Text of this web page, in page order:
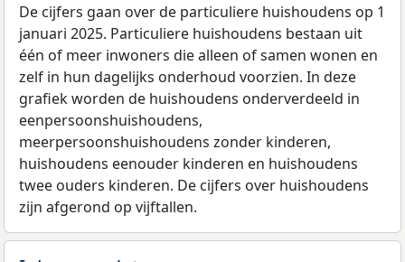
De cijfers gaan over de particuliere huishoudens op 1
januari 2025. Particuliere huishoudens bestaan uit
één of meer inwoners die alleen of samen wonen en
zelf in hun dagelijks onderhoud voorzien. In deze
grafiek worden de huishoudens onderverdeeld in
eenpersoonshuishoudens,
meerpersoonshuishoudens zonder kinderen,
huishoudens eenouder kinderen en huishoudens
twee ouders kinderen. De cijfers over huishoudens
zijn afgerond op vijftallen.